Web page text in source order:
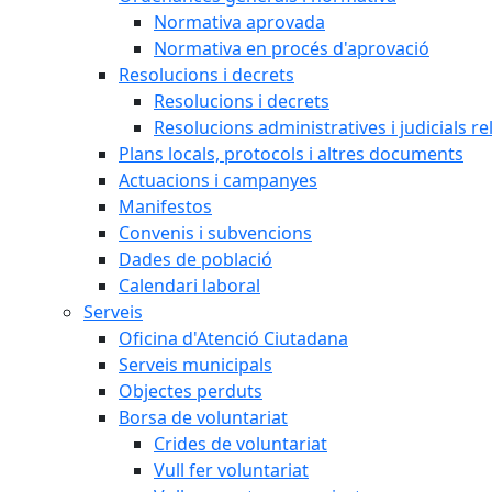
Normativa aprovada
Normativa en procés d'aprovació
Resolucions i decrets
Resolucions i decrets
Resolucions administratives i judicials
Plans locals, protocols i altres documents
Actuacions i campanyes
Manifestos
Convenis i subvencions
Dades de població
Calendari laboral
Serveis
Oficina d'Atenció Ciutadana
Serveis municipals
Objectes perduts
Borsa de voluntariat
Crides de voluntariat
Vull fer voluntariat